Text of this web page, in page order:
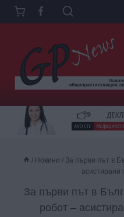
Към
съдържанието
/ Новини / За първи път в
асистирани
За първи път в
робот –